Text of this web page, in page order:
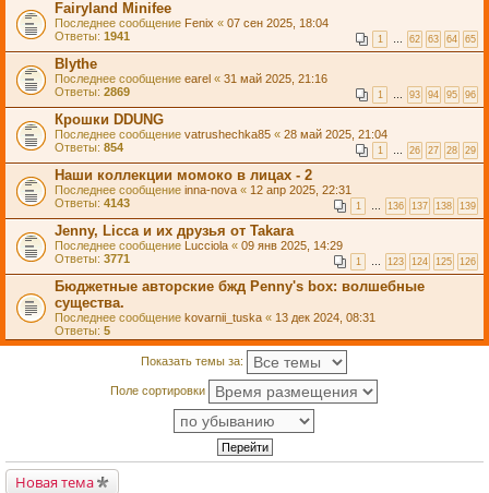
Fairyland Minifee
Последнее сообщение Fenix « 07 сен 2025, 18:04
Ответы: 1941 1 … 62 63 64 65
Blythe
Последнее сообщение earel « 31 май 2025, 21:16
Ответы: 2869 1 … 93 94 95 96
Крошки DDUNG
Последнее сообщение vatrushechka85 « 28 май 2025, 21:04
Ответы: 854 1 … 26 27 28 29
Наши коллекции момоко в лицах - 2
Последнее сообщение inna-nova « 12 апр 2025, 22:31
Ответы: 4143 1 … 136 137 138 139
Jenny, Licca и их друзья от Takara
Последнее сообщение Lucciola « 09 янв 2025, 14:29
Ответы: 3771 1 … 123 124 125 126
Бюджетные авторские бжд Penny's box: волшебные
существа.
Последнее сообщение kovarnii_tuska « 13 дек 2024, 08:31
Ответы: 5
Показать темы за:
Поле сортировки
Новая тема